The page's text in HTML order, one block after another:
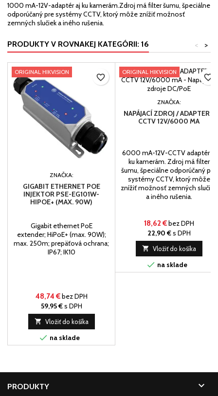
1000 mA-12V-adaptér aj ku kamerám.Zdroj má filter šumu, špeciálne
odporúčaný pre systémy CCTV, ktorý môže znížiť možnosť
zemných slučiek a iného rušenia.
PRODUKTY V ROVNAKEJ KATEGÓRII: 16 >
<
ORIGINAL HIKVISION
ZNAČKA:
GIGABIT ETHERNET POE
INJEKTOR PSE-EG101W-
HIPOE+ (MAX. 90W)
Gigabit ethernet PoE
extender; HiPoE+ (max. 90W);
max. 250m; prepäťová ochrana;
IP67; IK10
48,74 €bez DPH
59,95 €s DPH
 Vložiť do košíka
 na sklade
favorite_border
ORIGINAL HIKVISION
ZNAČKA:
NAPÁJACÍ ZDROJ / ADAPTER -
CCTV 12V/6000 MA
6000 mA-12V-CCTV adaptér aj
ku kamerám. Zdroj má filter
šumu, špeciálne odporúčaný pre
systémy CCTV, ktorý môže
znížiť možnosť zemných slučiek
a iného rušenia.
18,62 €bez DPH
22,90 €s DPH
 Vložiť do košíka
 na sklade
favorite_border
PRODUKTY 